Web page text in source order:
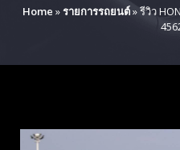
Home »รายการรถยนต์»รีวิว